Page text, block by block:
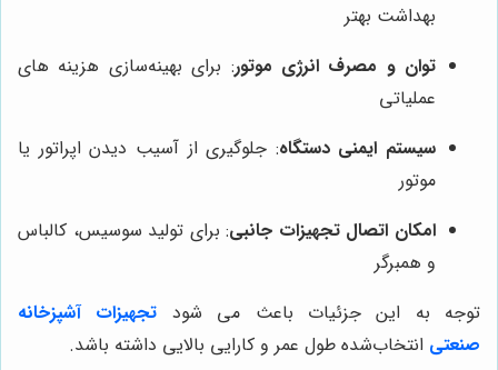
بهداشت بهتر
توان و مصرف انرژی موتور: برای بهینه‌سازی هزینه‌ های
عملیاتی
سیستم ایمنی دستگاه: جلوگیری از آسیب دیدن اپراتور یا
موتور
امکان اتصال تجهیزات جانبی: برای تولید سوسیس، کالباس
و همبرگر
توجه به این جزئیات باعث می شود تجهیزات آشپزخانه
صنعتی انتخاب‌شده طول عمر و کارایی بالایی داشته باشد.